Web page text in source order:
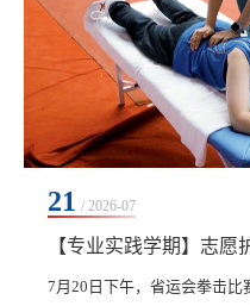
21 / 2026-07
7月20日下午，省运会拳击